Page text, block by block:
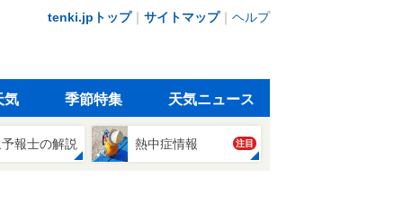
tenki.jpトップ｜ サイトマップ｜ ヘルプ
気 季節特集 天気ニュース
報士の解説 熱中症情報 注目